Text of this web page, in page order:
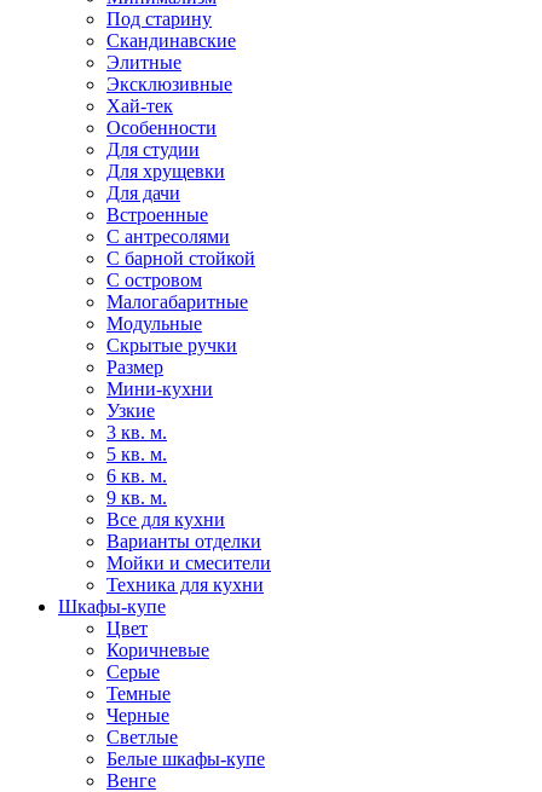
Под старину
Скандинавские
Элитные
Эксклюзивные
Хай-тек
Особенности
Для студии
Для хрущевки
Для дачи
Встроенные
С антресолями
С барной стойкой
С островом
Малогабаритные
Модульные
Скрытые ручки
Размер
Мини-кухни
Узкие
3 кв. м.
5 кв. м.
6 кв. м.
9 кв. м.
Все для кухни
Варианты отделки
Мойки и смесители
Техника для кухни
Шкафы-купе
Цвет
Коричневые
Серые
Темные
Черные
Светлые
Белые шкафы-купе
Венге